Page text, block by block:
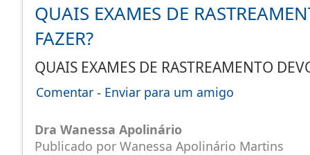
QUAIS EXAMES DE
FAZER?
QUAIS EXAMES DE RASTREAMENTO
Comentar - Enviar para um amigo
Dra Wanessa Apolinário
Publicado por Wanessa Apolinário Martins